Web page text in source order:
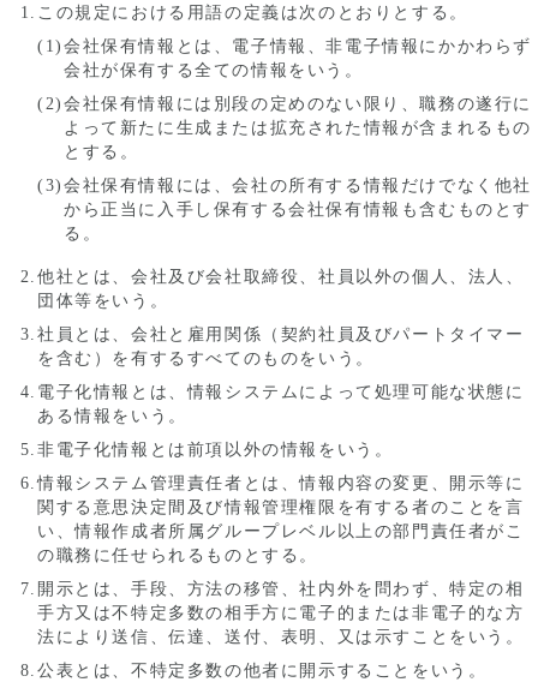
この規定における用語の定義は次のとおりとする。
会社保有情報とは、電子情報、非電子情報にかかわらず
会社が保有する全ての情報をいう。
会社保有情報には別段の定めのない限り、職務の遂行に
よって新たに生成または拡充された情報が含まれるもの
とする。
会社保有情報には、会社の所有する情報だけでなく他社
から正当に入手し保有する会社保有情報も含むものとす
る。
他社とは、会社及び会社取締役、社員以外の個人、法人、
団体等をいう。
社員とは、会社と雇用関係（契約社員及びパートタイマー
を含む）を有するすべてのものをいう。
電子化情報とは、情報システムによって処理可能な状態に
ある情報をいう。
非電子化情報とは前項以外の情報をいう。
情報システム管理責任者とは、情報内容の変更、開示等に
関する意思決定間及び情報管理権限を有する者のことを言
い、情報作成者所属グループレベル以上の部門責任者がこ
の職務に任せられるものとする。
開示とは、手段、方法の移管、社内外を問わず、特定の相
手方又は不特定多数の相手方に電子的または非電子的な方
法により送信、伝達、送付、表明、又は示すことをいう。
公表とは、不特定多数の他者に開示することをいう。